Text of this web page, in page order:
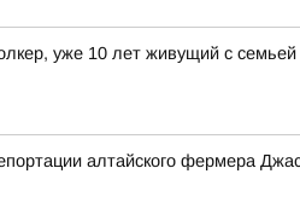
уже 10 лет живущий с
алтайского фермера